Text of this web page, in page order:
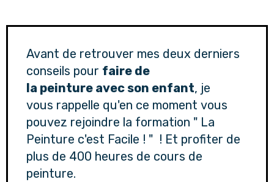
Avant de retrouver mes deux derniers
conseils pour faire de
la peinture avec son enfant, je
vous rappelle qu'en ce moment vous
pouvez rejoindre la formation " La
Peinture c'est Facile ! " ! Et profiter de
plus de 400 heures de cours de
peinture.